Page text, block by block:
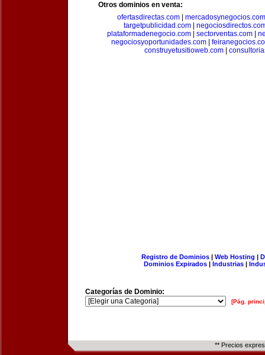
Otros dominios en venta:
ofertasdirectas.com
mercadosynegocios.com
targetpublicidad.com
plataformadenegocio.com| sectorventas.com|
negociosyoportunidades.com
construyetusitioweb.com
Registro de Dominios| Web Hosting |
Dominios Expirados | Industrias |
Categorías de Dominio:
[Pág.
** Precios